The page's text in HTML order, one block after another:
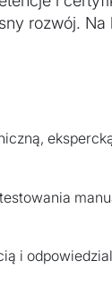
rozwój.
i